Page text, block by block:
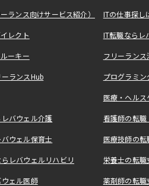
ランス向けサービス紹介） ITの仕事探
レクト IT転職なら
ーキー フリーラン
ランスHub プログラミ
医療・ヘル
バウェル介護 看護師の転
ウェル保育士 医療技師の
レバウェルリハビリ 栄養士の転
ェル医師 薬剤師の転